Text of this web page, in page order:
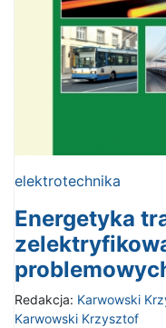
elektrotechnika
Energetyka
Redakcja: Karwowski
Karwowski Krzysztof